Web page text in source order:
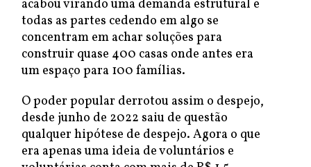
acabou virando uma demanda estrutural e
todas as partes cedendo em algo se
concentram em achar soluções para
construir quase 400 casas onde antes era
um espaço para 100 famílias.
O poder popular derrotou assim o despejo,
desde junho de 2022 saiu de questão
qualquer hipótese de despejo. Agora o que
era apenas uma ideia de voluntários e